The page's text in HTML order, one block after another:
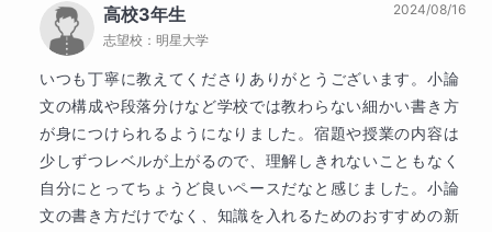
す。
高校3年生
志望校： 明星大学
2024/08/16
いつも丁寧に教えてくださりありがとうございます。小論
文の構成や段落分けなど学校では教わらない細かい書き方
が身につけられるようになりました。宿題や授業の内容は
少しずつレベルが上がるので、理解しきれないこともなく
自分にとってちょうど良いペースだなと感じました。小論
文の書き方だけでなく、知識を入れるためのおすすめの新